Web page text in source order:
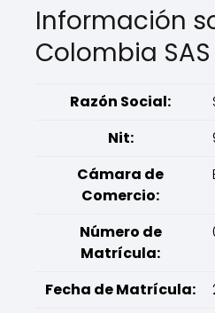
Información
Colombia SAS
Razón Social:
Nit:
Cámara de
Comercio:
Número de
Matrícula:
Fecha de Matrícula: